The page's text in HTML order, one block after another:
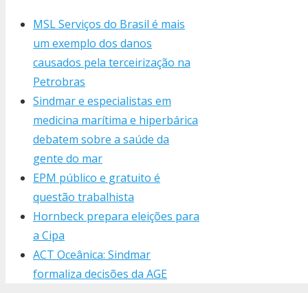
MSL Serviços do Brasil é mais
um exemplo dos danos
causados pela terceirização na
Petrobras
Sindmar e especialistas em
medicina marítima e hiperbárica
debatem sobre a saúde da
gente do mar
EPM público e gratuito é
questão trabalhista
Hornbeck prepara eleições para
a Cipa
ACT Oceânica: Sindmar
formaliza decisões da AGE